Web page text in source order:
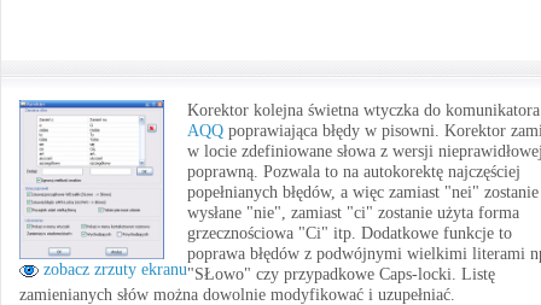
zobacz zrzuty ekranu
Korektor kolejna świetna wtyczka do komunikatora
AQQ poprawiająca błędy w pisowni. Korektor
w locie zdefiniowane słowa z wersji
poprawną. Pozwala to na autokorektę najczęściej
popełnianych błędów, a więc zamiast "nei" zostanie
wysłane "nie", zamiast "ci" zostanie użyta forma
grzecznościowa "Ci" itp. Dodatkowe funkcje to
poprawa błędów z podwójnymi wielkimi literami
"SŁowo" czy przypadkowe Caps-locki. Listę
zamienianych słów można dowolnie modyfikować i uzupełniać.